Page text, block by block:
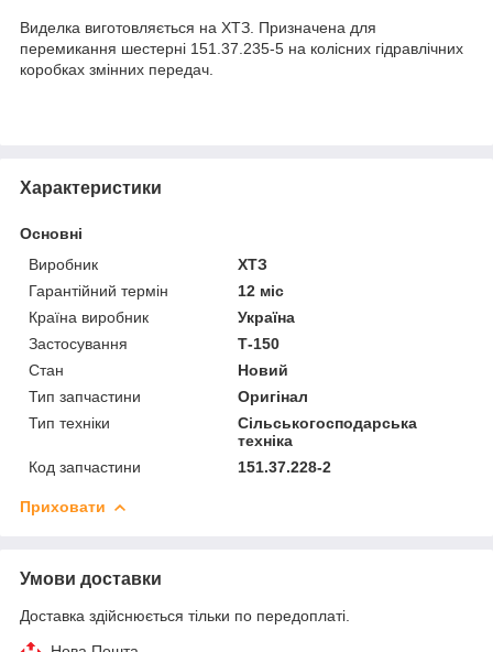
Виделка виготовляється на ХТЗ. Призначена для
перемикання шестерні 151.37.235-5 на колісних гідравлічних
коробках змінних передач.
Характеристики
Основні
Виробник
ХТЗ
Гарантійний термін
12 міс
Країна виробник
Україна
Застосування
Т-150
Стан
Новий
Тип запчастини
Оригінал
Тип техніки
Сільськогосподарська
техніка
Код запчастини
151.37.228-2
Приховати
Умови доставки
Доставка здійснюється тільки по передоплаті.